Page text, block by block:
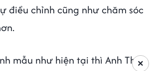
điều chỉnh cũng như chăm sóc
mẫu như hiện tại thì Anh Thư
×